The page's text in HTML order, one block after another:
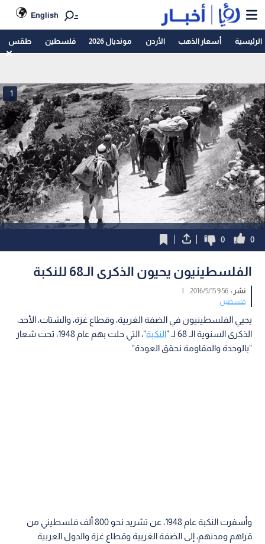
English
الرئيسية أسعار الذهب الأردن مونديال 2026 فلسطين طقس
1
0
0
الفلسطينيون يحيون الذكرى الـ68 للنكبة
نشر :9:56 2016/5/15
|
فلسطين
يحيي الفلسطينيون في الضفة الغربية، وقطاع غزة، والشتات، الأحد،
الذكرى السنوية الـ 68 لـ "
النكبة
"، التي حلت بهم عام 1948، تحت شعار
"بالوحدة والمقاومة نحقق العودة".
وأسفرت النكبة عام 1948، عن تشريد نحو 800 ألف فلسطيني من
قراهم ومدنهم، إلى الضفة الغربية وقطاع غزة والدول العربية